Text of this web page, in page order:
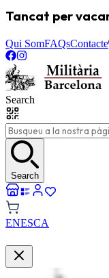
Tancat per
Qui SomFAQsContacte
Search
Search
ENESCA